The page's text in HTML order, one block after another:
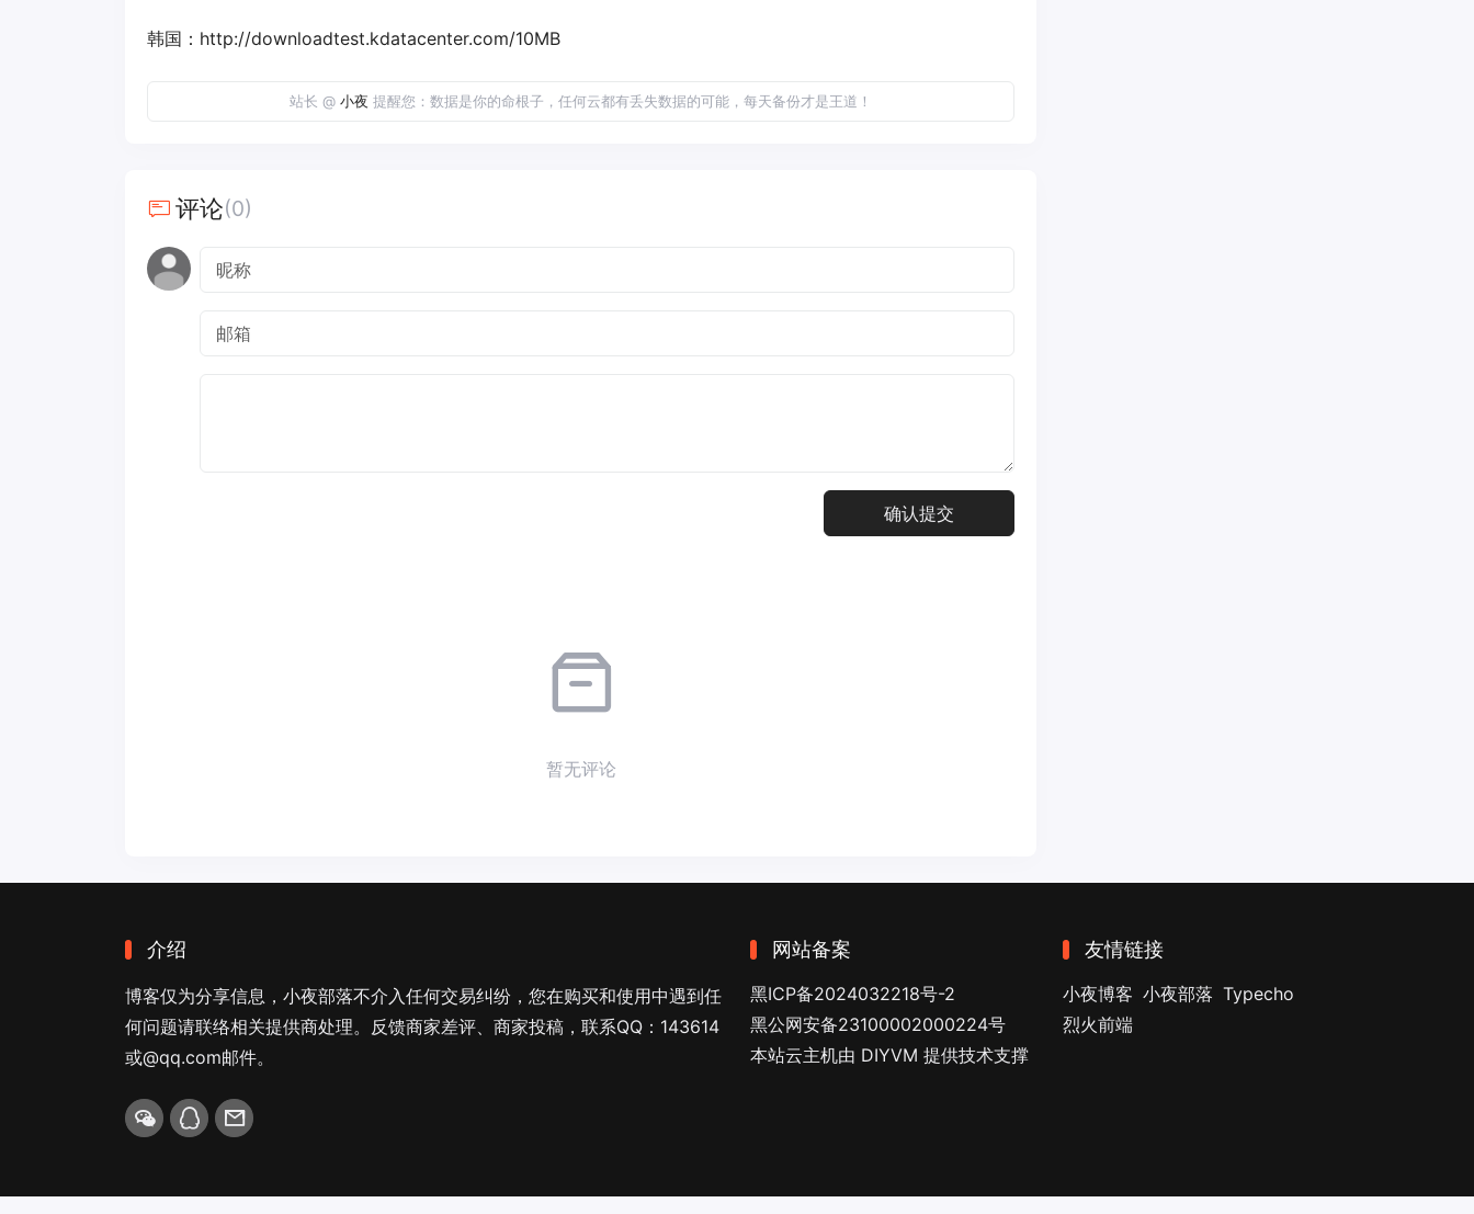
韩国：http://downloadtest.kdatacenter.com/10MB
站长 @ 小夜 提醒您：数据是你的命根子，任何云都有丢失数据的可能，每天备份才是王道！
评论(0)
暂无评论
介绍
博客仅为分享信息，小夜部落不介入任何交易纠纷，您在购买和使用中遇到任
何问题请联络相关提供商处理。反馈商家差评、商家投稿，联系QQ：143614
或@qq.com邮件。
网站备案
黑ICP备2024032218号-2
黑公网安备23100002000224号
本站云主机由 DIYVM 提供技术支撑
友情链接
小夜博客 小夜部落 Typecho
烈火前端